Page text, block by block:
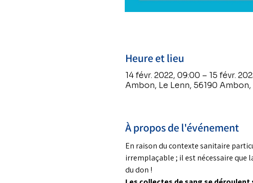
Heure et lieu
14 févr. 2022, 09:00 – 15 févr.
Ambon, Le Lenn, 56190 Ambon,
À propos de l'événement
En raison du contexte sanitaire
irremplaçable ; il est nécessaire que
du don !